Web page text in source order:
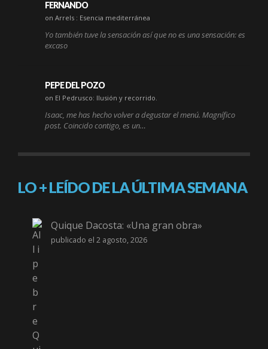
FERNANDO
on Arrels : Esencia mediterránea
Yo también tuve la sensación así que no es una sensación: es
excaso
PEPE DEL POZO
on El Pedrusco: Ilusión y recorrido.
Isaac, me has hecho volver a degustar el menú. Magnífico
post. Coincido contigo, es un…
LO + LEÍDO DE LA ÚLTIMA SEMANA
Quique Dacosta: «Una gran obra»
publicado el 2 agosto, 2026